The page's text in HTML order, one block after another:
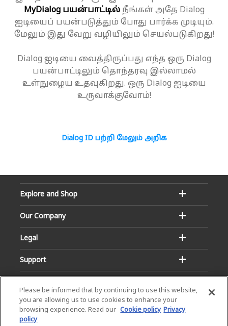
MyDialog பயன்பாட்டில்நீங்கள் அதே Dialog
ஐடியைப் பயன்படுத்தும் போது பார்க்க முடியும்.
மேலும் இது வேறு வழியிலும் செயல்படுகிறது!
Dialog ஐடியை வைத்திருப்பது எந்த ஒரு Dialog
பயன்பாட்டிலும் தொந்தரவு இல்லாமல்
உள்நுழைய உதவுகிறது. ஒரு Dialog ஐடியை
உருவாக்குவோம்!
Dialog ID பற்றி மேலும் அறிக
Explore and Shop
Our Company
Legal
Support
Please be informed that by continuing to use this website,
you are allowing us to use cookies to enhance your
browsing experience. Read our Cookie policy Privacy
policy